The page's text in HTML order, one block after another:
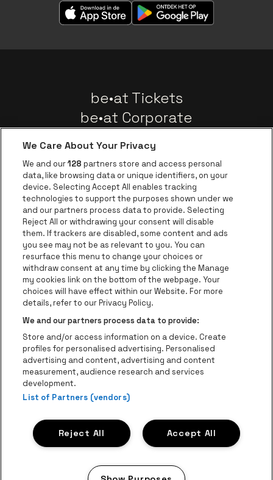
be•at Tickets
be•at Corporate
Nieuws
Instagram
Facebook
Threads
TiktokYoutube
Ga naar de website van AFAS Software logo
Ga naar de website van Lotto
Ga naar de
Ga naar de website van Trixxo
Ga naar de
Ga naar de website van Coca-Cola
Ga naar de website van
Ga naar de
Ga naar de website van
Ga naar de website
be•at Business is een deel vanbe•at
Be-At Venues
Schijnpoortweg 119, 2170 Antwerpen
BTW (BE) 0461.051.688 - RPR Antwerpen
BNP Paribas Fortis - IBAN: BE93 2200 4925 0067 - BIC:
GEBABEBB
ProclaimerCookiesManage my cookiesPrivacy
We Care About Your Privacy
We and our128 partners store and access personal
data, like browsing data or unique identifiers, on your
device. Selecting Accept All enables tracking
technologies to support the purposes shown under we
and our partners process data to provide. Selecting
Reject All or withdrawing your consent will disable
them. If trackers are disabled, some content and ads
you see may not be as relevant to you. You can
resurface this menu to change your choices or
withdraw consent at any time by clicking the Manage
my cookies link on the bottom of the webpage. Your
choices will have effect within our Website. For more
details, refer to our Privacy Policy.
We and our partners process data to provide:
Store and/or access information on a device. Create
profiles for personalised advertising. Personalised
advertising and content, advertising and content
measurement, audience research and services
development.
List of Partners (vendors)
Accept All
Reject All